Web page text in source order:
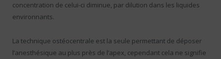
concentration de celui-ci diminue, par dilution dans les liquides
environnants.
La technique ostéocentrale est la seule permettant de déposer
l’anesthésique au plus près de l’apex, cependant cela ne signifie